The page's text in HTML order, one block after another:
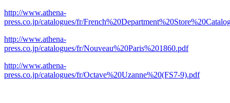
http://www.athena-
press.co.jp/catalogues/fr/
http://www.athena-
press.co.jp/catalogues/fr/Nouveau%20Paris%201860.pdf
http://www.athena-
press.co.jp/catalogues/fr/Octave%20Uzanne%20(FS7-9).pdf